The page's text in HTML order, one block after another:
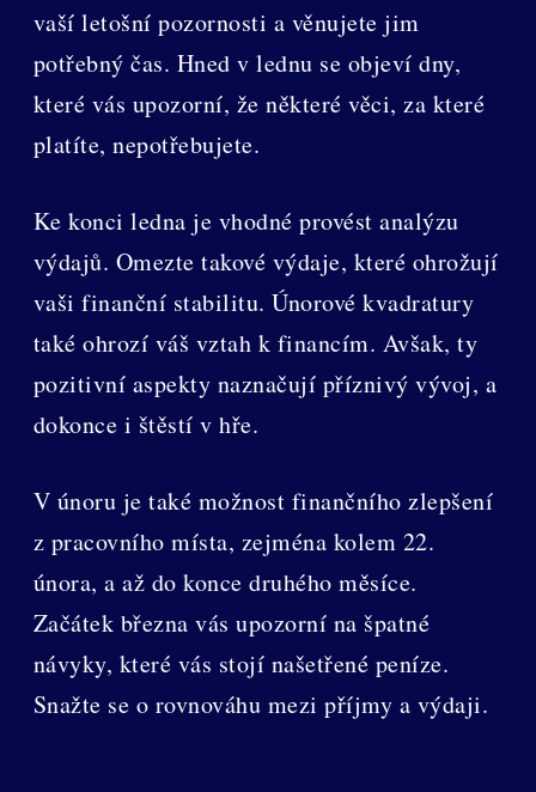
vaší letošní pozornosti a věnujete jim
potřebný čas. Hned v lednu se objeví dny,
které vás upozorní, že některé věci, za které
platíte, nepotřebujete.
Ke konci ledna je vhodné provést analýzu
výdajů. Omezte takové výdaje, které ohrožují
vaši finanční stabilitu. Únorové kvadratury
také ohrozí váš vztah k financím. Avšak, ty
pozitivní aspekty naznačují příznivý vývoj, a
dokonce i štěstí v hře.
V únoru je také možnost finančního zlepšení
z pracovního místa, zejména kolem 22.
února, a až do konce druhého měsíce.
Začátek března vás upozorní na špatné
návyky, které vás stojí našetřené peníze.
Snažte se o rovnováhu mezi příjmy a výdaji.